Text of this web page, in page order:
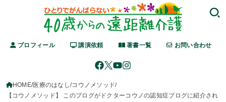
プロフィール 講演依頼 著書一覧 お問い合わせ
HOME 医療のはなし コウノメソッド
【コウノメソッド】 このブログがドクターコウノの認知症ブログに紹介され